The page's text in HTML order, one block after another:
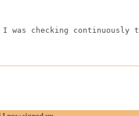
was checking